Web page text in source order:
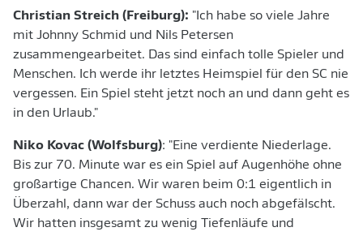
Christian Streich (Freiburg): "Ich habe so viele Jahre
mit Johnny Schmid und Nils Petersen
zusammengearbeitet. Das sind einfach tolle Spieler und
Menschen. Ich werde ihr letztes Heimspiel für den SC nie
vergessen. Ein Spiel steht jetzt noch an und dann geht es
in den Urlaub."
Niko Kovac (Wolfsburg): "Eine verdiente Niederlage.
Bis zur 70. Minute war es ein Spiel auf Augenhöhe ohne
großartige Chancen. Wir waren beim 0:1 eigentlich in
Überzahl, dann war der Schuss auch noch abgefälscht.
Wir hatten insgesamt zu wenig Tiefenläufe und